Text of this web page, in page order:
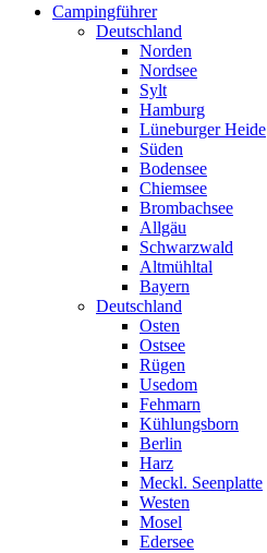
Campingführer
Deutschland
Norden
Nordsee
Sylt
Hamburg
Lüneburger Heide
Süden
Bodensee
Chiemsee
Brombachsee
Allgäu
Schwarzwald
Altmühltal
Bayern
Deutschland
Osten
Ostsee
Rügen
Usedom
Fehmarn
Kühlungsborn
Berlin
Harz
Meckl. Seenplatte
Westen
Mosel
Edersee